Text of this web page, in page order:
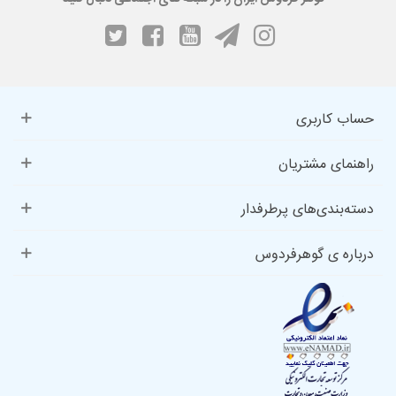
از سوی دیگر، افرادی که به زیورآلات دست‌ساز و خاص علاقه دارند،
قابلیت تنظیم سایز دارند.
مدل دیگری که طرفداران خاص خود را دارد،
خرید دستبند چیپسی
می‌شوند و ظاهری طبیعی‌تر و متفاوت‌تر ایجاد می‌کنند که برای
استایل‌های خاص و هنری بسیار جذاب است.
دستبند سنگی زنانه و مردانه
دستبند سنگی هم برای بانوان و هم برای آقایان طراحی می‌شود و تفاوت
آن‌ها بیشتر در سبک، رنگ‌بندی و اندازه مهره‌هاست. معمولاً دستبندهای
حساب کاربری
راهنمای مشتریان
دسته‌بندی‌های پرطرفدار
درباره ی گوهرفردوس